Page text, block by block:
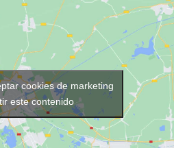
cookies de marketing
este contenido